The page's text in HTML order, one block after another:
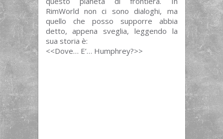
RimWorld non ci sono dialoghi, ma
quello che posso supporre abbia
detto, appena sveglia, leggendo la
sua storia è:
<<Dove… E’… Humphrey?>>